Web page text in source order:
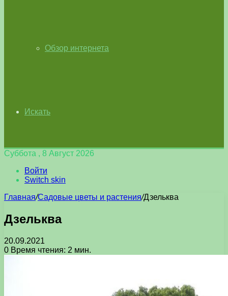
Обзор интернета
Искать
Суббота , 8 Август 2026
Войти
Switch skin
Главная/Садовые цветы и растения/Дзельква
Дзельква
20.09.2021
0 Время чтения: 2 мин.